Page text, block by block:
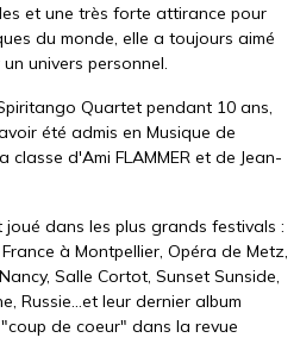
et une très forte attirance pour
du monde, elle a toujours aimé
univers personnel.
Quartet pendant 10 ans,
été admis en Musique de
classe d'Ami FLAMMER et de Jean-
dans les plus grands festivals :
à Montpellier, Opéra de Metz,
Salle Cortot, Sunset Sunside,
Russie...et leur dernier album
de coeur" dans la revue